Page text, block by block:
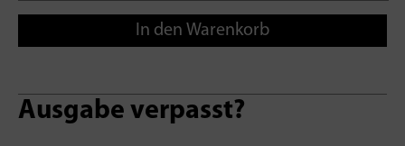
In den Warenkorb
Ausgabe verpasst?